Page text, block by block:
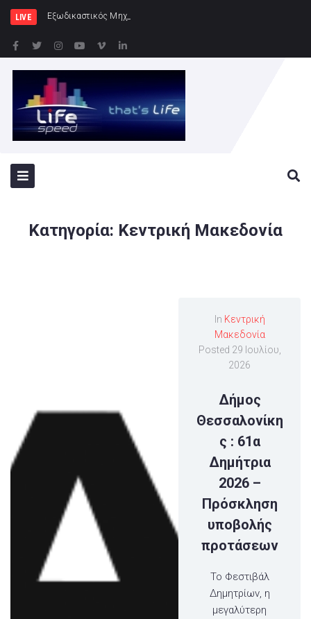
LIVE Εξωδικαστικός Μηχανισμός: Άνω των 20 δι
Κατηγορία: Κεντρική Μακεδονία
In Κεντρική
Μακεδονία
Posted 29 Ιουλίου,
2026
Δήμος
Θεσσαλονίκη
ς : 61α
Δημήτρια
2026 –
Πρόσκληση
υποβολής
προτάσεων
Το Φεστιβάλ
Δημητρίων, η
μεγαλύτερη